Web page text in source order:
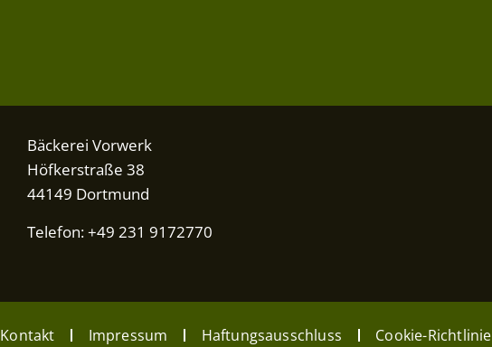
Bäckerei Vorwerk
Höfkerstraße 38
44149 Dortmund
Telefon: +49 231 9172770
Kontakt Impressum Haftungsausschluss Cookie-Richtlinie